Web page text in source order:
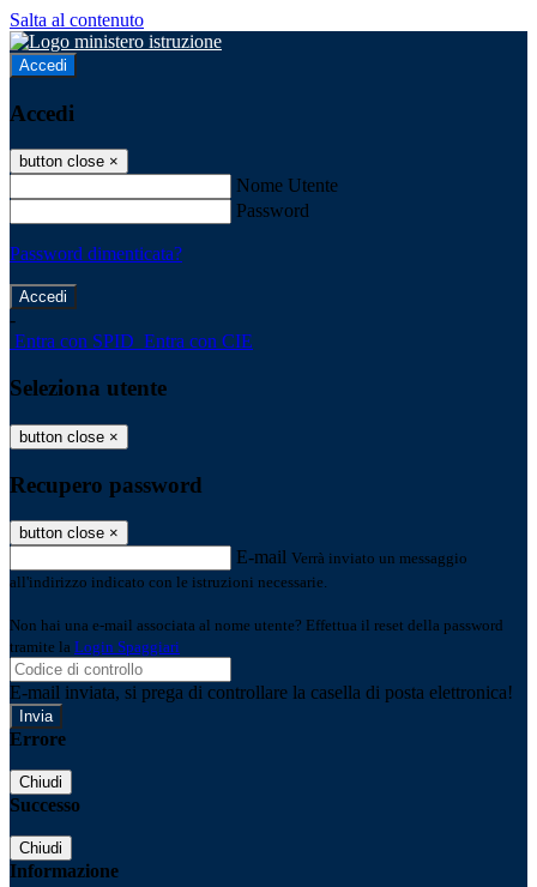
Salta al contenuto
Accedi
Accedi
button close ×
Nome Utente
Password
Password dimenticata?
-
Entra con SPID Entra con CIE
Seleziona utente
button close ×
Recupero password
button close ×
E-mail Verrà inviato un messaggio
all'indirizzo indicato con le istruzioni necessarie.
Non hai una e-mail associata al nome utente? Effettua il reset della password
tramite la Login Spaggiari
E-mail inviata, si prega di controllare la casella di posta elettronica!
Errore
Chiudi
Successo
Chiudi
Informazione